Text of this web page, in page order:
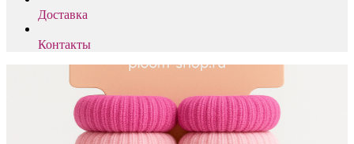
Доставка
Контакты